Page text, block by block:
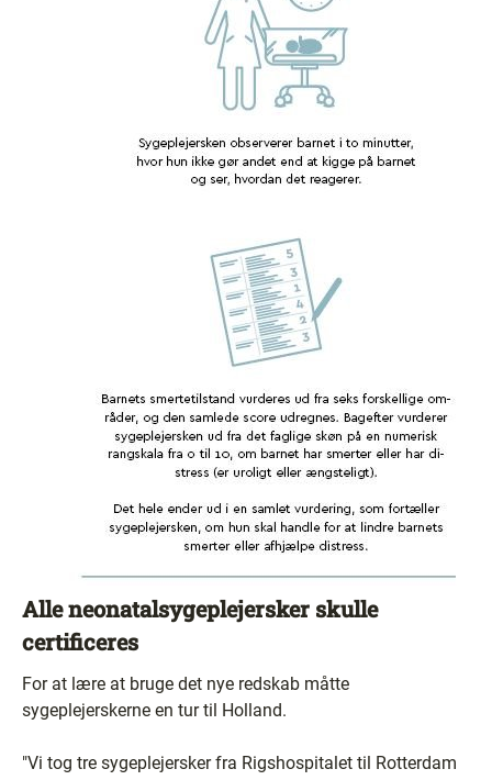
Alle neonatalsygeplejersker skulle
certificeres
For at lære at bruge det nye redskab måtte
sygeplejerskerne en tur til Holland.
"Vi tog tre sygeplejersker fra Rigshospitalet til Rotterdam